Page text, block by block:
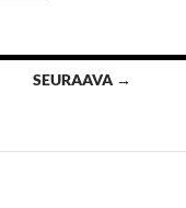
SEURAAVA →